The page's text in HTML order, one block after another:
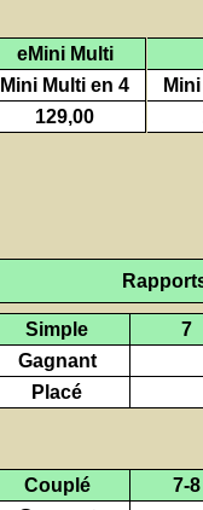
eMini Multi
Mini Multi en 4
129,00
Simple 7
Gagnant
Placé
Couplé 7-8